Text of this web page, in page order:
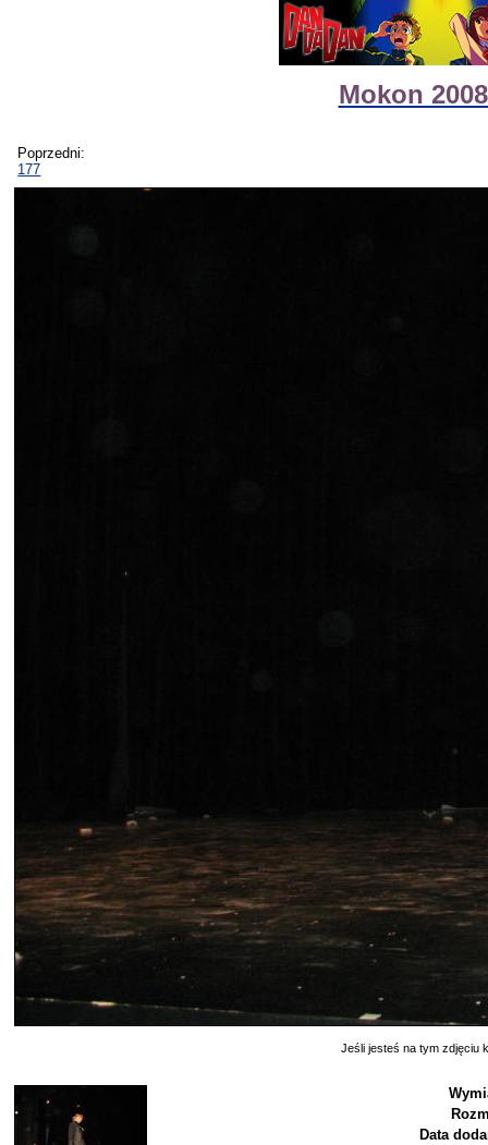
Mokon
Poprzedni:
177
Jeśli jesteś na tym zdjęciu
Data